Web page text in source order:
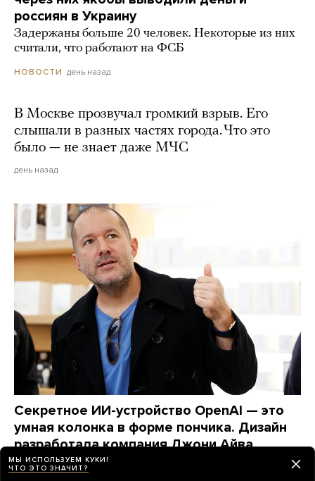
россиян в Украину
Задержаны больше 20 человек. Некоторые из них
считали, что работают на ФСБ
НОВОСТИ день назад
В Москве прозвучал громкий взрыв. Его
слышали в разных частях города. Что это
было — не знает даже МЧС
день назад
Секретное ИИ-устройство OpenAI — это
умная колонка в форме пончика. Дизайн
разработала компания Джони Айва
Вот что узнал Bloomberg об этом гаджете
МЫ ИСПОЛЬЗУЕМ КУКИ!
ЧТО ЭТО ЗНАЧИТ?